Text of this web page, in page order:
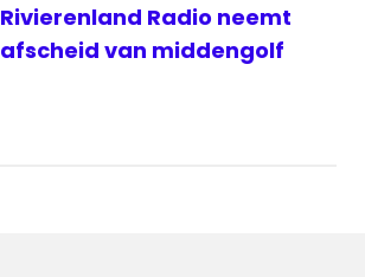
Rivierenland Radio neemt
afscheid van middengolf